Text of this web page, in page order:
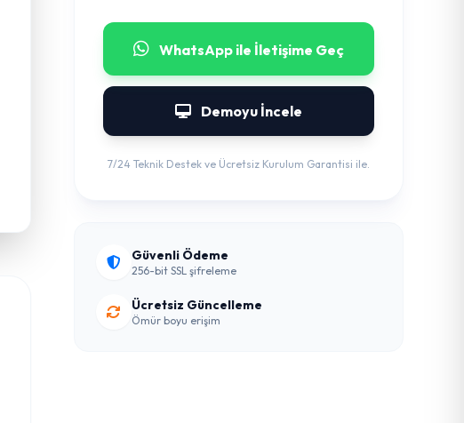
WhatsApp ile İletişime Geç
Demoyu İncele
7/24 Teknik Destek ve Ücretsiz Kurulum Garantisi ile.
Güvenli Ödeme
256-bit SSL şifreleme
Ücretsiz Güncelleme
Ömür boyu erişim